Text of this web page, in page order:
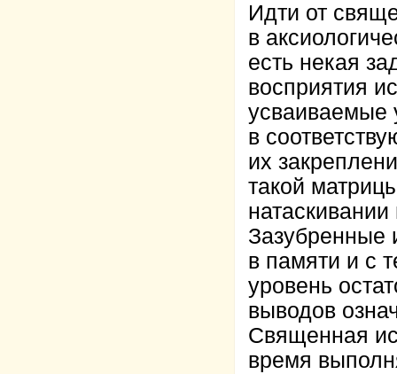
Идти от
в
есть некая
восприятия
усваиваемые
в
их
такой
Зазубренные
в памяти и с
уровень
выводов
Священная
время